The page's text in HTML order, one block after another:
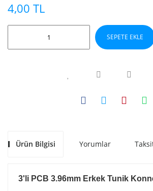
4,00 TL
SEPETE EKLE
Ürün Bilgisi Yorumlar
3'li PCB 3.96mm Erkek Tunik